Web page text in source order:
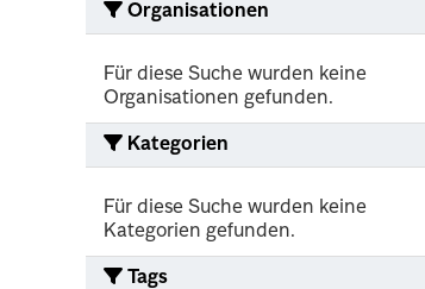
Organisationen
Für diese Suche wurden keine
Organisationen gefunden.
Kategorien
Für diese Suche wurden keine
Kategorien gefunden.
Tags